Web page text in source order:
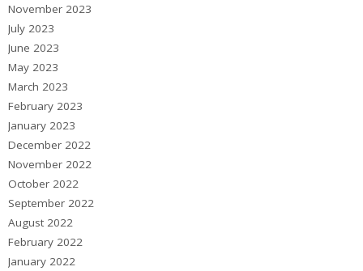
November 2023
July 2023
June 2023
May 2023
March 2023
February 2023
January 2023
December 2022
November 2022
October 2022
September 2022
August 2022
February 2022
January 2022